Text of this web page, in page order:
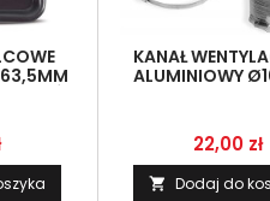
KANAŁ
ALUMINIOWY
Cena
22,00 zł
 Dodaj do